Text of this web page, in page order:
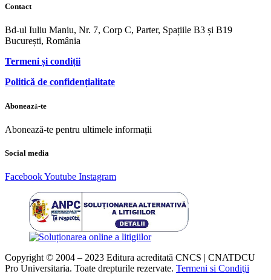
Contact
Bd-ul Iuliu Maniu, Nr. 7, Corp C, Parter, Spațiile B3 și B19
București, România
Termeni și condiții
Politică de confidențialitate
Abonează-te
Abonează-te pentru ultimele informații
Social media
FacebookYoutube Instagram
Copyright © 2004 – 2023 Editura acreditată CNCS | CNATDCU
Pro Universitaria. Toate drepturile rezervate. Termeni si Condiţii